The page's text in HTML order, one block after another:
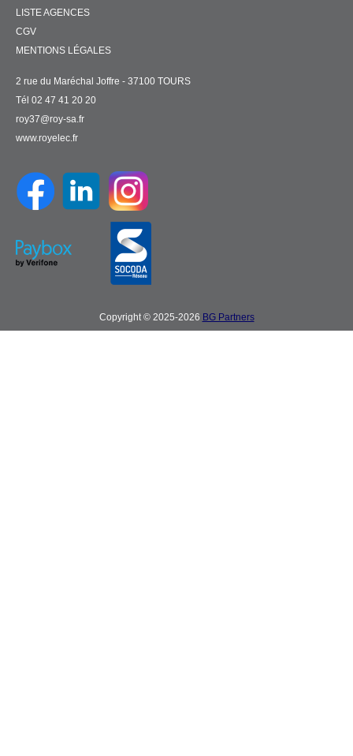
LISTE AGENCES
CGV
MENTIONS LÉGALES
2 rue du Maréchal Joffre - 37100 TOURS
Tél 02 47 41 20 20
roy37@roy-sa.fr
www.royelec.fr
Copyright © 2025-2026 BG Partners